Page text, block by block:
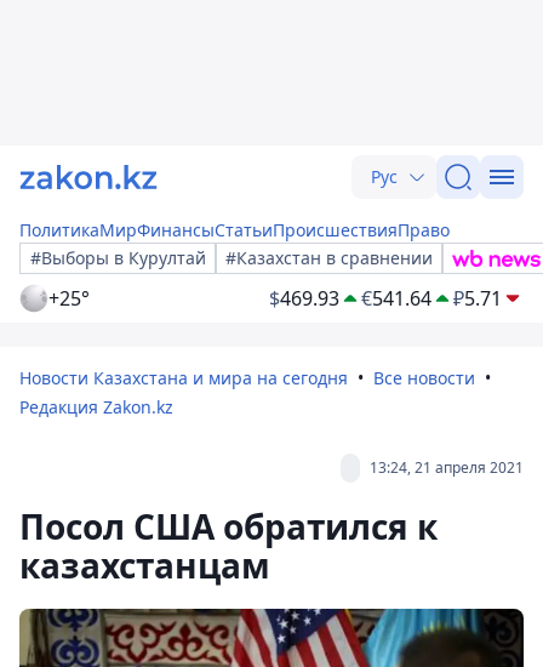
Рус
ПолитикаМирФинансыСтатьиПроисшествияПраво
#Выборы в Курултай
#Казахстан в сравнении
+25° $469.93 €541.64 ₽5.71
Новости Казахстана и мира на сегодня
Все новости
Редакция Zakon.kz
13:24, 21 апреля 2021
Посол США обратился к
казахстанцам